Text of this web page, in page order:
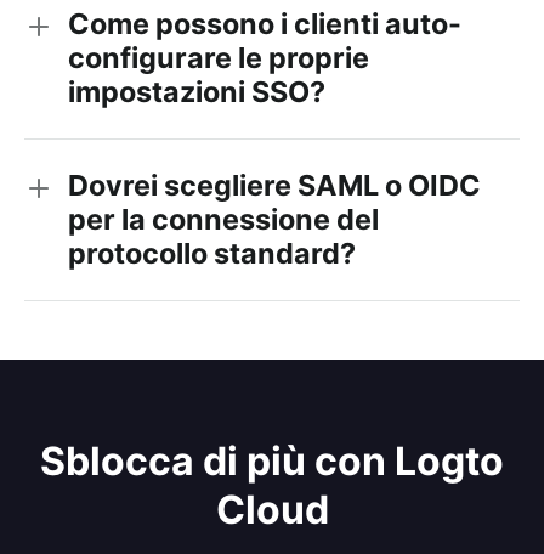
Come possono i clienti auto-
configurare le proprie
impostazioni SSO?
Dovrei scegliere SAML o OIDC
per la connessione del
protocollo standard?
Sblocca di più con Logto
Cloud